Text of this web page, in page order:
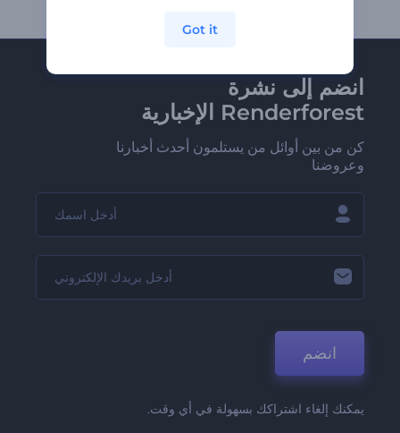
انضم إلى نشرة
Renderforest الإخبارية
كن من بين أوائل من يستلمون أحدث أخبارنا
وعروضنا
انضم
يمكنك إلغاء اشتراكك بسهولة في أي وقت.
Got it